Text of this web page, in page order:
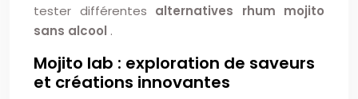
tester différentes alternatives rhum mojito
sans alcool .
Mojito lab : exploration de saveurs
et créations innovantes